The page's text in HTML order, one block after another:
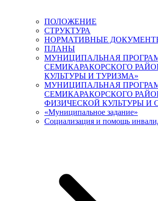
ПОЛОЖЕНИЕ
СТРУКТУРА
НОРМАТИВНЫЕ
ПЛАНЫ
МУНИЦИПАЛЬНАЯ
СЕМИКАРАКОРСКОГО
КУЛЬТУРЫ И ТУРИЗМА»
МУНИЦИПАЛЬНАЯ
СЕМИКАРАКОРСКОГО
ФИЗИЧЕСКОЙ КУЛЬТУРЫ И
«Муниципальное задание»
Социализация и помощь